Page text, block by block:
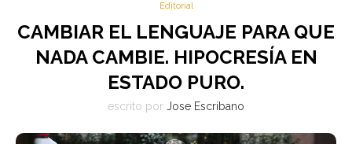
Editorial
CAMBIAR EL LENGUAJE PARA QUE
NADA CAMBIE. HIPOCRESÍA EN
ESTADO PURO.
escrito por Jose Escribano